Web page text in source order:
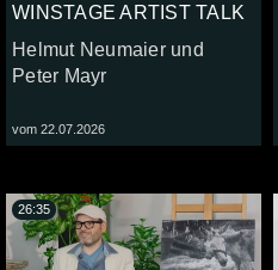
WINSTAGE ARTIST TALK
Helmut Neumaier und
Peter Mayr
vom 22.07.2026
26:35